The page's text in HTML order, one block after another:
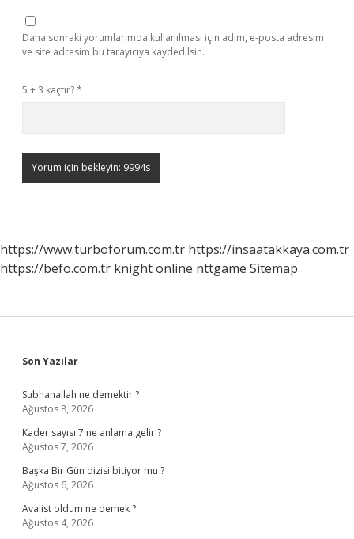
Daha sonraki yorumlarımda kullanılması için adım, e-posta adresim
ve site adresim bu tarayıcıya kaydedilsin.
5 + 3 kaçtır?*
https://www.turboforum.com.tr https://insaatakkaya.com.tr
https://befo.com.tr knight online nttgame Sitemap
Sidebar
Son Yazılar
Subhanallah ne demektir ?
Ağustos 8, 2026
Kader sayısı 7 ne anlama gelir ?
Ağustos 7, 2026
Başka Bir Gün dizisi bitiyor mu ?
Ağustos 6, 2026
Avalist oldum ne demek ?
Ağustos 4, 2026